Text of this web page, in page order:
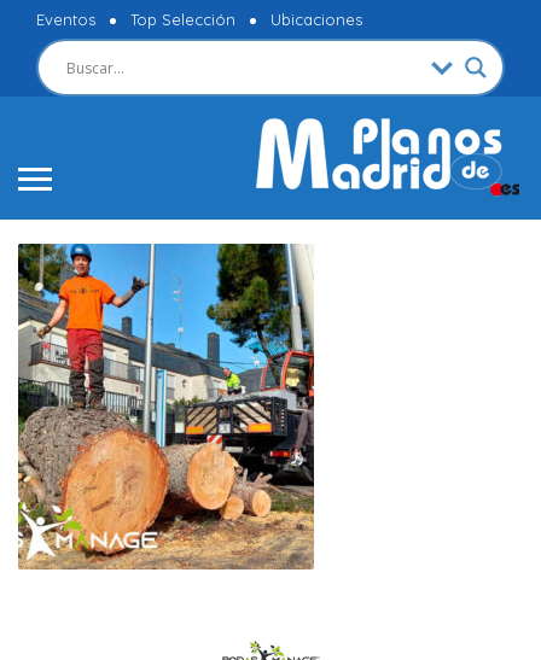
Eventos Top Selección Ubicaciones